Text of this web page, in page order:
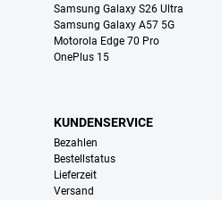
Samsung Galaxy S26 Ultra
Samsung Galaxy A57 5G
Motorola Edge 70 Pro
OnePlus 15
KUNDENSERVICE
Bezahlen
Bestellstatus
Lieferzeit
Versand